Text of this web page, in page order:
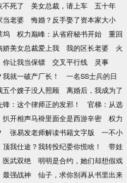
不死了 美女总裁，请上车
五十年
当老婆
悔婚？反手娶了资本家大小
坞 权力巅峰：从省府秘书开始
重回
娇美女总裁爱上我 我的区长老婆
火
你让我当保镖 交叉平行线
灵事
就一破产厂长！
一名SS士兵的日
五个嫂子没人照顾
离婚后，我成为了
锋：这个律师正的发邪！
官梯：从选
扒开相声马褂里面全是西游辛密
权力
张易发老师解读书籍文字版
一不小
顶我仕途？我转投纪委你慌啥！
带娃
医武双绝
明明是合约，她们却想假戏
最强战神
仙子，求你别再从书里出来